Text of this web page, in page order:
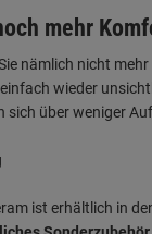
mehr
nämlich nicht
wieder
über weniger
ist erhältlich in